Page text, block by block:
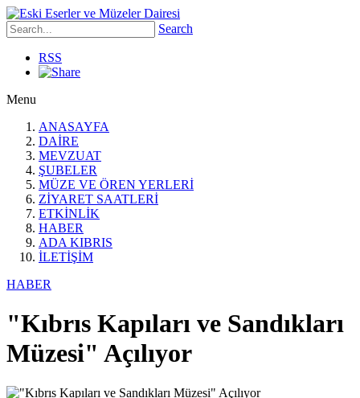
Search
RSS
Menu
ANASAYFA
DAİRE
MEVZUAT
ŞUBELER
MÜZE VE ÖREN YERLERİ
ZİYARET SAATLERİ
ETKİNLİK
HABER
ADA KIBRIS
İLETİŞİM
HABER
"Kıbrıs Kapıları ve Sandıkları
Müzesi" Açılıyor